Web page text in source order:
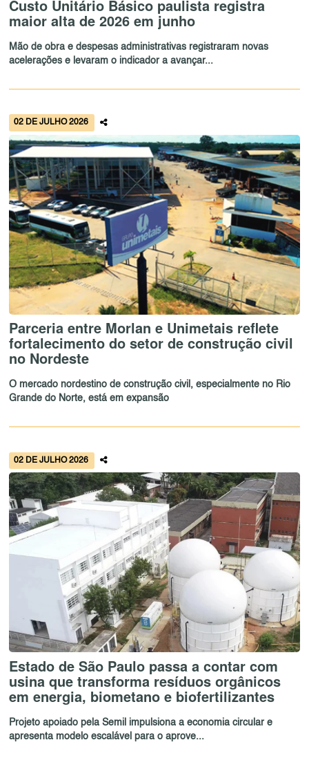
Custo Unitário Básico paulista registra
maior alta de 2026 em junho
Mão de obra e despesas administrativas registraram novas
acelerações e levaram o indicador a avançar...
02 DE JULHO 2026
Parceria entre Morlan e Unimetais reflete
fortalecimento do setor de construção civil
no Nordeste
O mercado nordestino de construção civil, especialmente no Rio
Grande do Norte, está em expansão
02 DE JULHO 2026
Estado de São Paulo passa a contar com
usina que transforma resíduos orgânicos
em energia, biometano e biofertilizantes
Projeto apoiado pela Semil impulsiona a economia circular e
apresenta modelo escalável para o aprove...